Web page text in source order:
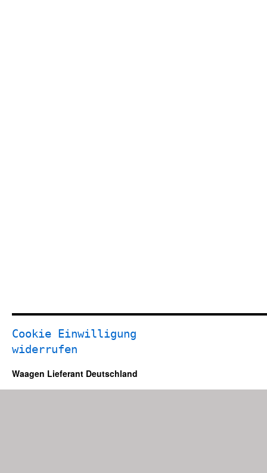
Cookie Einwilligung
widerrufen
Waagen Lieferant Deutschland